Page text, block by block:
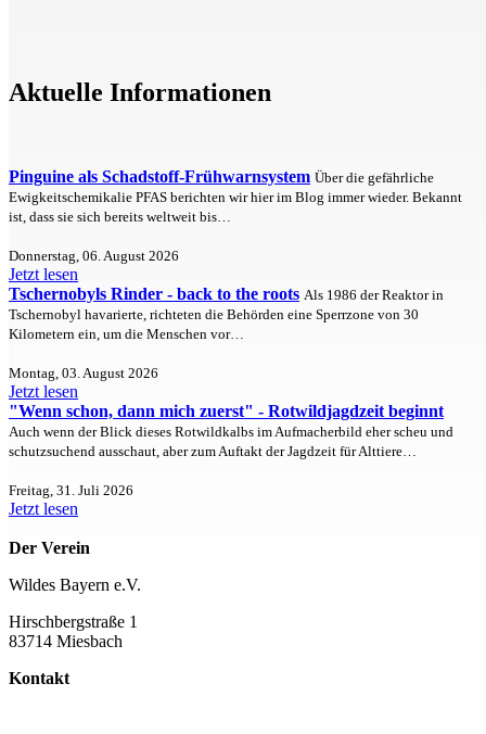
Aktuelle Informationen
Pinguine als Schadstoff-Frühwarnsystem Über die gefährliche
Ewigkeitschemikalie PFAS berichten wir hier im Blog immer wieder. Bekannt
ist, dass sie sich bereits weltweit bis…
Donnerstag, 06. August 2026
Jetzt lesen
Tschernobyls Rinder - back to the roots Als 1986 der Reaktor in
Tschernobyl havarierte, richteten die Behörden eine Sperrzone von 30
Kilometern ein, um die Menschen vor…
Montag, 03. August 2026
Jetzt lesen
"Wenn schon, dann mich zuerst" - Rotwildjagdzeit beginnt
Auch wenn der Blick dieses Rotwildkalbs im Aufmacherbild eher scheu und
schutzsuchend ausschaut, aber zum Auftakt der Jagdzeit für Alttiere…
Freitag, 31. Juli 2026
Jetzt lesen
Der Verein
Wildes Bayern e.V.
Hirschbergstraße 1
83714 Miesbach
Kontakt